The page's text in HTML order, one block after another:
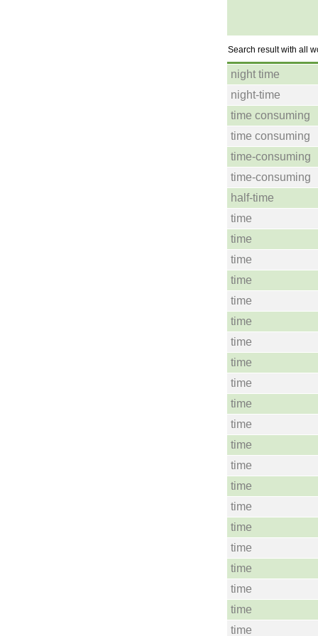
Search result with all
night time
night-time
time consuming
time consuming
time-consuming
time-consuming
half-time
time
time
time
time
time
time
time
time
time
time
time
time
time
time
time
time
time
time
time
time
time